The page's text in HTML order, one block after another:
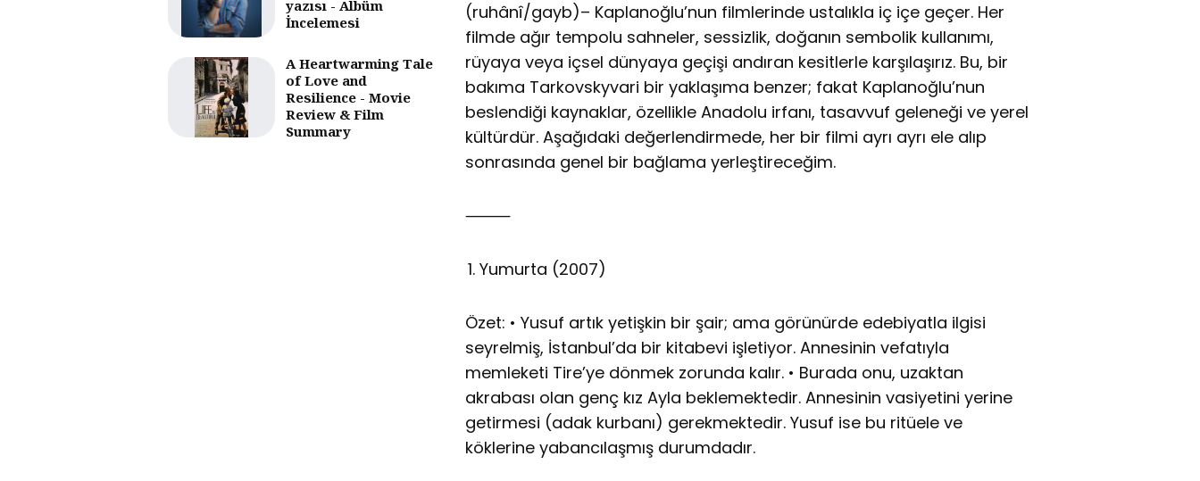
yazısı - Albüm
İncelemesi
A Heartwarming Tale
of Love and
Resilience - Movie
Review & Film
Summary
(ruhânî/gayb)– Kaplanoğlu’nun filmlerinde ustalıkla iç içe geçer. Her
filmde ağır tempolu sahneler, sessizlik, doğanın sembolik kullanımı,
rüyaya veya içsel dünyaya geçişi andıran kesitlerle karşılaşırız. Bu, bir
bakıma Tarkovskyvari bir yaklaşıma benzer; fakat Kaplanoğlu’nun
beslendiği kaynaklar, özellikle Anadolu irfanı, tasavvuf geleneği ve yerel
kültürdür. Aşağıdaki değerlendirmede, her bir filmi ayrı ayrı ele alıp
sonrasında genel bir bağlama yerleştireceğim.
⸻
Yumurta (2007)
Özet: • Yusuf artık yetişkin bir şair; ama görünürde edebiyatla ilgisi
seyrelmiş, İstanbul’da bir kitabevi işletiyor. Annesinin vefatıyla
memleketi Tire’ye dönmek zorunda kalır. • Burada onu, uzaktan
akrabası olan genç kız Ayla beklemektedir. Annesinin vasiyetini yerine
getirmesi (adak kurbanı) gerekmektedir. Yusuf ise bu ritüele ve
köklerine yabancılaşmış durumdadır.